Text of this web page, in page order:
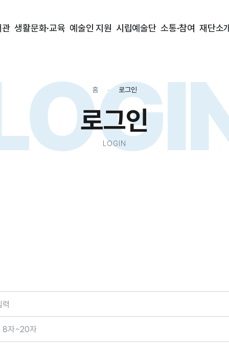
관 생활문화·교육 예술인 지원 시립예술단 소통·참여 재단소
홈 로그인
로그인
LOGIN